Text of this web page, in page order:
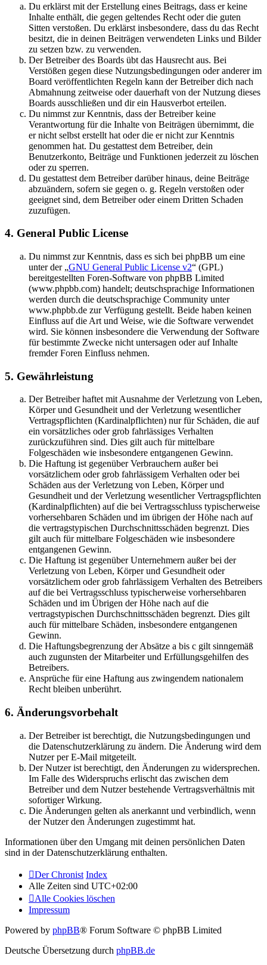
Du erklärst mit der Erstellung eines Beitrags, dass er keine
Inhalte enthält, die gegen geltendes Recht oder die guten
Sitten verstoßen. Du erklärst insbesondere, dass du das Recht
besitzt, die in deinen Beiträgen verwendeten Links und Bilder
zu setzen bzw. zu verwenden.
Der Betreiber des Boards übt das Hausrecht aus. Bei
Verstößen gegen diese Nutzungsbedingungen oder anderer im
Board veröffentlichten Regeln kann der Betreiber dich nach
Abmahnung zeitweise oder dauerhaft von der Nutzung dieses
Boards ausschließen und dir ein Hausverbot erteilen.
Du nimmst zur Kenntnis, dass der Betreiber keine
Verantwortung für die Inhalte von Beiträgen übernimmt, die
er nicht selbst erstellt hat oder die er nicht zur Kenntnis
genommen hat. Du gestattest dem Betreiber, dein
Benutzerkonto, Beiträge und Funktionen jederzeit zu löschen
oder zu sperren.
Du gestattest dem Betreiber darüber hinaus, deine Beiträge
abzuändern, sofern sie gegen o. g. Regeln verstoßen oder
geeignet sind, dem Betreiber oder einem Dritten Schaden
zuzufügen.
4. General Public License
Du nimmst zur Kenntnis, dass es sich bei phpBB um eine
unter der „GNU General Public License v2“ (GPL)
bereitgestellten Foren-Software von phpBB Limited
(www.phpbb.com) handelt; deutschsprachige Informationen
werden durch die deutschsprachige Community unter
www.phpbb.de zur Verfügung gestellt. Beide haben keinen
Einfluss auf die Art und Weise, wie die Software verwendet
wird. Sie können insbesondere die Verwendung der Software
für bestimmte Zwecke nicht untersagen oder auf Inhalte
fremder Foren Einfluss nehmen.
5. Gewährleistung
Der Betreiber haftet mit Ausnahme der Verletzung von Leben,
Körper und Gesundheit und der Verletzung wesentlicher
Vertragspflichten (Kardinalpflichten) nur für Schäden, die auf
ein vorsätzliches oder grob fahrlässiges Verhalten
zurückzuführen sind. Dies gilt auch für mittelbare
Folgeschäden wie insbesondere entgangenen Gewinn.
Die Haftung ist gegenüber Verbrauchern außer bei
vorsätzlichem oder grob fahrlässigem Verhalten oder bei
Schäden aus der Verletzung von Leben, Körper und
Gesundheit und der Verletzung wesentlicher Vertragspflichten
(Kardinalpflichten) auf die bei Vertragsschluss typischerweise
vorhersehbaren Schäden und im übrigen der Höhe nach auf
die vertragstypischen Durchschnittsschäden begrenzt. Dies
gilt auch für mittelbare Folgeschäden wie insbesondere
entgangenen Gewinn.
Die Haftung ist gegenüber Unternehmern außer bei der
Verletzung von Leben, Körper und Gesundheit oder
vorsätzlichem oder grob fahrlässigem Verhalten des Betreibers
auf die bei Vertragsschluss typischerweise vorhersehbaren
Schäden und im Übrigen der Höhe nach auf die
vertragstypischen Durchschnittsschäden begrenzt. Dies gilt
auch für mittelbare Schäden, insbesondere entgangenen
Gewinn.
Die Haftungsbegrenzung der Absätze a bis c gilt sinngemäß
auch zugunsten der Mitarbeiter und Erfüllungsgehilfen des
Betreibers.
Ansprüche für eine Haftung aus zwingendem nationalem
Recht bleiben unberührt.
6. Änderungsvorbehalt
Der Betreiber ist berechtigt, die Nutzungsbedingungen und
die Datenschutzerklärung zu ändern. Die Änderung wird dem
Nutzer per E-Mail mitgeteilt.
Der Nutzer ist berechtigt, den Änderungen zu widersprechen.
Im Falle des Widerspruchs erlischt das zwischen dem
Betreiber und dem Nutzer bestehende Vertragsverhältnis mit
sofortiger Wirkung.
Die Änderungen gelten als anerkannt und verbindlich, wenn
der Nutzer den Änderungen zugestimmt hat.
Informationen über den Umgang mit deinen persönlichen Daten
sind in der Datenschutzerklärung enthalten.
Der Chronist Index
Alle Zeiten sind UTC+02:00
Alle Cookies löschen
Impressum
Powered by phpBB® Forum Software © phpBB Limited
Deutsche Übersetzung durch phpBB.de